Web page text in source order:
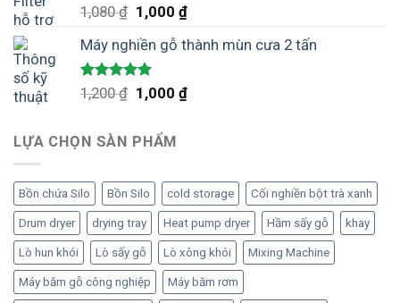
Được xếp
hạng
5.00
5 sao
1,080₫ Giá
là:
1,080 ₫.
1,000₫Giá
tại
1,000 ₫.
Máy nghiền gỗ thành mùn cưa 2 tấn
Được xếp
hạng
5.00
1,200₫ Giá
1,200 ₫.
1,000₫Giá
LỰA CHỌN SÀN PHẨM
Bồn chứa Silo Bồn Silo cold storage Cối nghiền bột trà xanh
Drum dryer drying tray Heat pump dryer Hầm sấy gỗ khay
Lò hun khói Lò sấy gỗ Lò xông khói Mixing Machine
Máy băm gỗ công nghiệp Máy băm rơm